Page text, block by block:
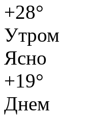
+28°
Утром
Ясно
+19°
Днем